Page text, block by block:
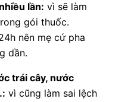
lần: vì sẽ làm
gói thuốc.
nên mẹ cứ pha
dần.
trái cây, nước
vì cũng làm sai lệch